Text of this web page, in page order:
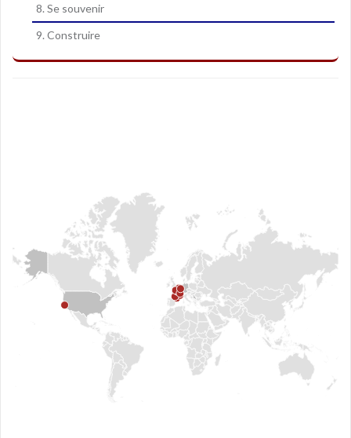
8. Se souvenir
9. Construire